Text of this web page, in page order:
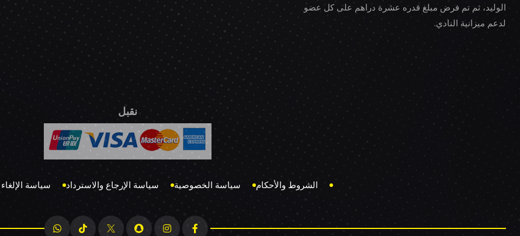
الوليد، ثم تم فرض مبلغ قدره عشرة دراهم على كل عضو
لدعم ميزانية النادي.
نقبل
الشروط والأحكام سياسة الخصوصية سياسة الإرجاع والاسترداد سياسة الإلغاء